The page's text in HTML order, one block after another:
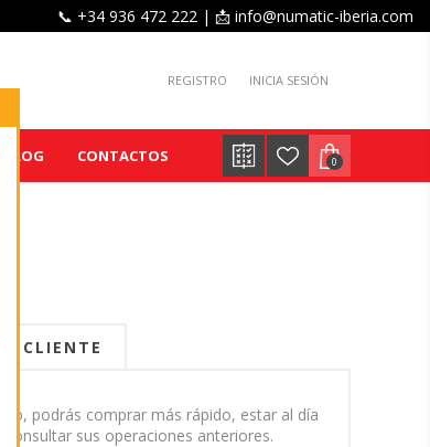
📞 +34 936 472 222 | 📩 info@numatic-iberia.com
REGISTRO INICIA SESIÓN
BLOG CONTACTOS 0
CLIENTE
podrás comprar más rápido, estar al día
consultar sus operaciones anteriores.